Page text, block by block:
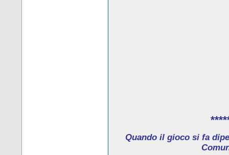
Quando il gioco si fa